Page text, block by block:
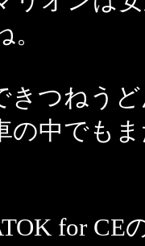
つねう
中でも
for CE